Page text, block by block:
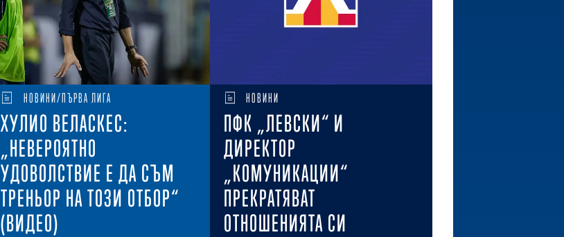
НОВИНИ/ПЪРВА ЛИГА
ХУЛИО ВЕЛАСКЕС:
„НЕВЕРОЯТНО
УДОВОЛСТВИЕ Е ДА СЪМ
ТРЕНЬОР НА ТОЗИ ОТБОР“
(ВИДЕО)
НОВИНИ
ПФК „ЛЕВСКИ“ И
ДИРЕКТОР
„КОМУНИКАЦИИ“
ПРЕКРАТЯВАТ
ОТНОШЕНИЯТА СИ